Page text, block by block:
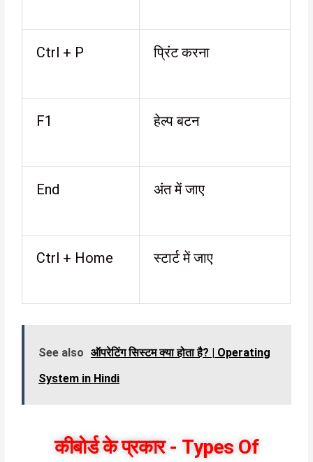
Ctrl + P प्रिंट करना
F1 हेल्प बटन
End अंत में जाए
Ctrl + Home स्टार्ट में जाए
See also ऑपरेटिंग सिस्टम क्या होता है? | Operating
System in Hindi
कीबोर्ड के प्रकार - Types Of